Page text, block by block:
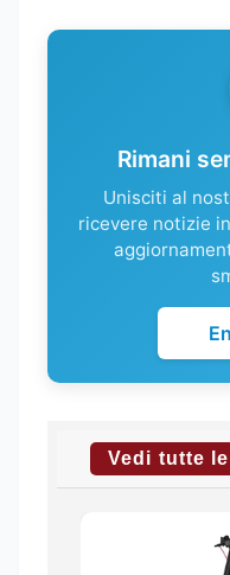
Rimani
Unisciti al
ricevere notizie